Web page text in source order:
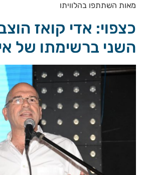
מאות השתתפו בהלוויתו
כצפוי: אדי קואז
השני ברשימתו של